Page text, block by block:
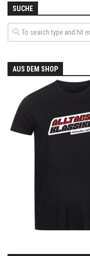
SUCHE
AUS DEM SHOP